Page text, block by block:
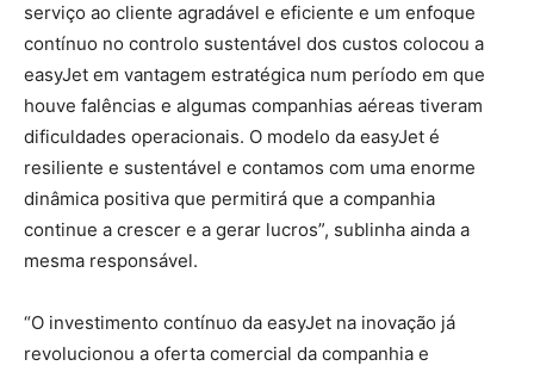
serviço ao cliente agradável e eficiente e um enfoque
contínuo no controlo sustentável dos custos colocou a
easyJet em vantagem estratégica num período em que
houve falências e algumas companhias aéreas tiveram
dificuldades operacionais. O modelo da easyJet é
resiliente e sustentável e contamos com uma enorme
dinâmica positiva que permitirá que a companhia
continue a crescer e a gerar lucros”, sublinha ainda a
mesma responsável.
“O investimento contínuo da easyJet na inovação já
revolucionou a oferta comercial da companhia e